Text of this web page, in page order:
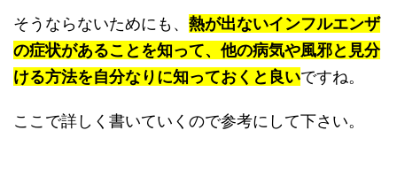
そうならないためにも、 熱が出ないインフルエンザ
の症状があることを知って、他の病気や風邪と見分
ける方法を自分なりに知っておくと良いですね。
ここで詳しく書いていくので参考にして下さい。